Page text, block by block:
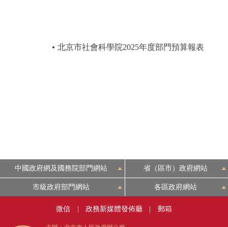
北京市社會科學院2025年度部門預算報表
中國政府網及國務院部門網站 省（區市）政府網站
市級政府部門網站 各區政府網站
微信 政務新媒體發佈廳 郵箱